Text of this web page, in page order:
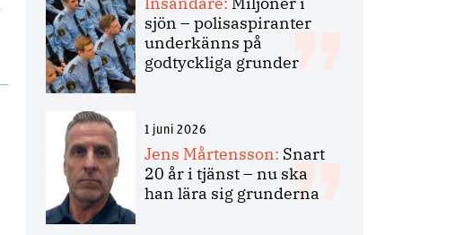
sjön – polisaspiranter
underkänns på
godtyckliga grunder
1 juni 2026
Jens Mårtensson: Snart
20 år i tjänst – nu ska
han lära sig grunderna